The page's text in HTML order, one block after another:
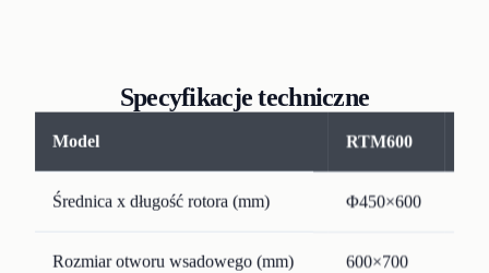
Specyfikacje techniczne
Model RTM600
Średnica x długość rotora (mm) Φ450×600
Rozmiar otworu wsadowego (mm) 600×700